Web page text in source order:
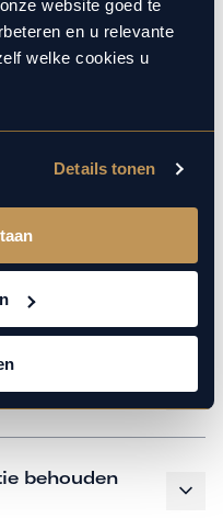
website goed te
en u relevante
welke cookies u
Details tonen
niveau als een
Kom
een APK of een
mijn
behouden